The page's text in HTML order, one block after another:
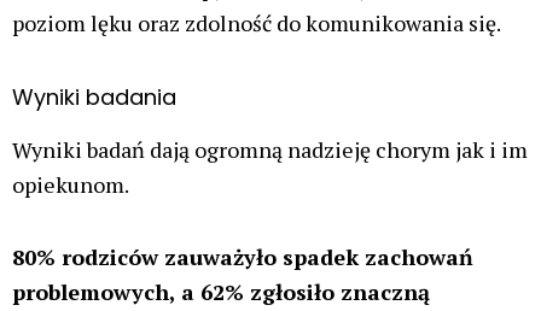
poziom lęku oraz zdolność do komunikowania się.
Wyniki badania
Wyniki badań dają ogromną nadzieję chorym jak i im
opiekunom.
80% rodziców zauważyło spadek zachowań
problemowych, a 62% zgłosiło znaczną